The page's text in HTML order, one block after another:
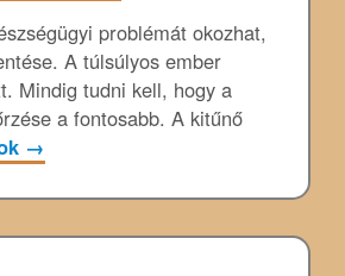
problémát okozhat,
A túlsúlyos ember
Mindig tudni kell, hogy a
a fontosabb. A kitűnő
→